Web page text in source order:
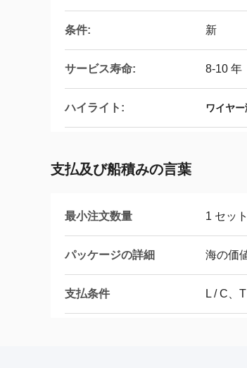
条件: 新
サービス寿命: 8-10 年
ハイライト: ワイヤ
支払及び船積みの言葉
最小注文数量 1 セット
パッケージの詳細 海の価
支払条件 L / C、